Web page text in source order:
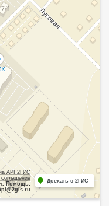
API 2ГИС
Помощь:
Доехать с 2ГИС